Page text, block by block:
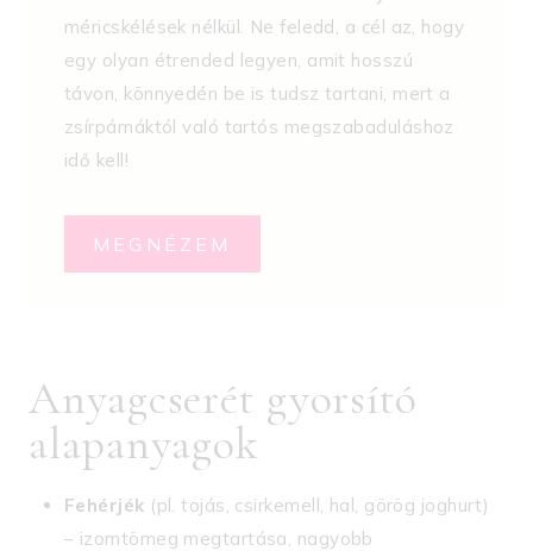
méricskélések nélkül. Ne feledd, a cél az, hogy
egy olyan étrended legyen, amit hosszú
távon, könnyedén be is tudsz tartani, mert a
zsírpárnáktól való tartós megszabaduláshoz
idő kell!
MEGNÉZEM
Anyagcserét gyorsító
alapanyagok
Fehérjék (pl. tojás, csirkemell, hal, görög joghurt)
– izomtömeg megtartása, nagyobb